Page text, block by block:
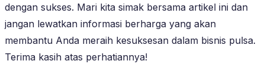
dengan sukses. Mari kita simak bersama artikel ini dan
jangan lewatkan informasi berharga yang akan
membantu Anda meraih kesuksesan dalam bisnis pulsa.
Terima kasih atas perhatiannya!